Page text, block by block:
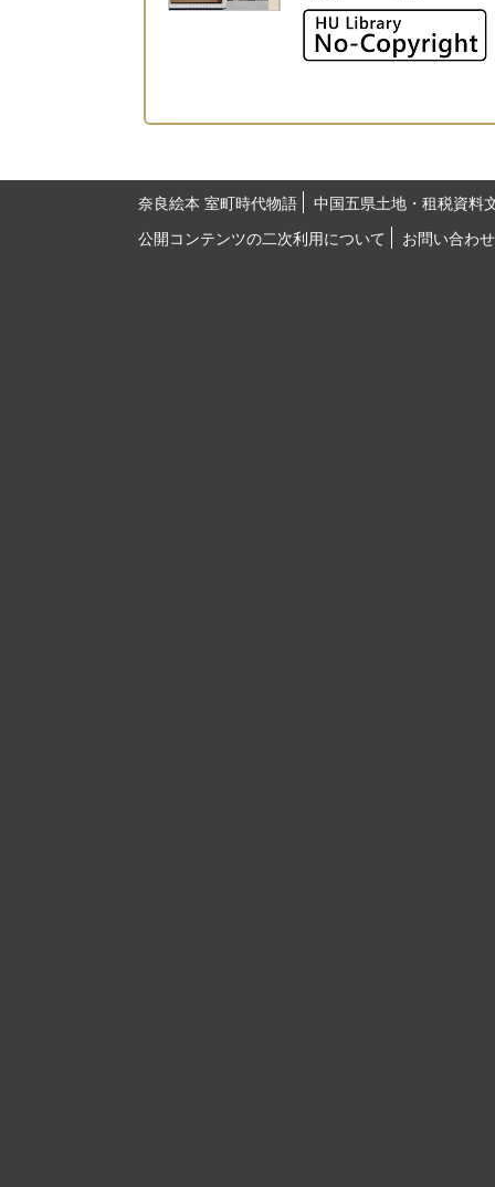
奈良絵本 室町時代物語
中国五県土地・租税資料
公開コンテンツの二次利用について
お問い合わせ